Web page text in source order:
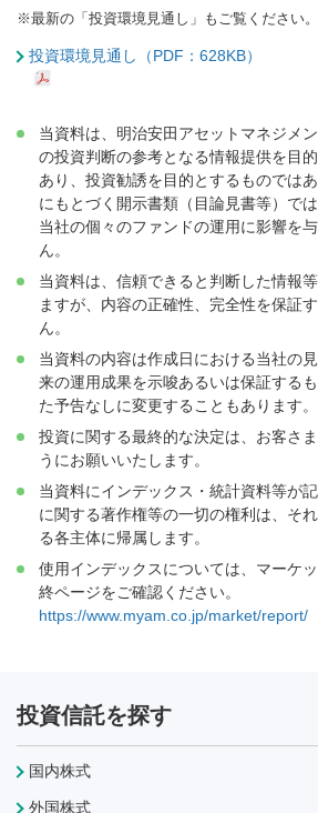
※最新の「投資環境見通し」もご覧ください。
投資環境見通し（PDF：628KB）
当資料は、明治安田アセットマネジメ
の投資判断の参考となる情報提供を目
あり、投資勧誘を目的とするものでは
にもとづく開示書類（目論見書等）で
当社の個々のファンドの運用に影響を
ん。
当資料は、信頼できると判断した情報
ますが、内容の正確性、完全性を保証
ん。
当資料の内容は作成日における当社の
来の運用成果を示唆あるいは保証する
た予告なしに変更することもあります。
投資に関する最終的な決定は、お客さ
うにお願いいたします。
当資料にインデックス・統計資料等が
に関する著作権等の一切の権利は、そ
る各主体に帰属します。
使用インデックスについては、マーケ
終ページをご確認ください。
https://www.myam.co.jp/market/report/
投資信託を探す
国内株式
外国株式